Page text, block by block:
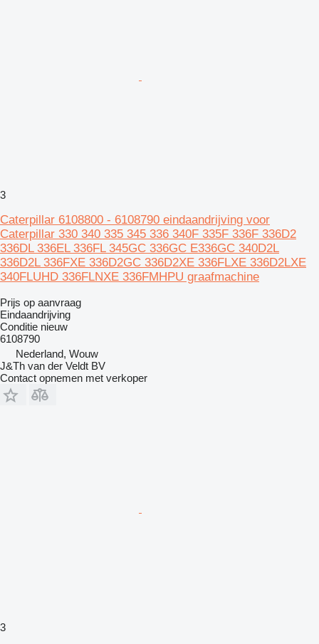
3
Caterpillar 6108800 - 6108790 eindaandrijving voor
Caterpillar 330 340 335 345 336 340F 335F 336F 336D2
336DL 336EL 336FL 345GC 336GC E336GC 340D2L
336D2L 336FXE 336D2GC 336D2XE 336FLXE 336D2LXE
340FLUHD 336FLNXE 336FMHPU graafmachine
Prijs op aanvraag
Eindaandrijving
Conditie nieuw
6108790
Nederland, Wouw
J&Th van der Veldt BV
Contact opnemen met verkoper
3